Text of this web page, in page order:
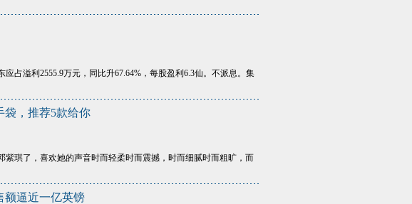
占溢利2555.9万元，同比升67.64%，每股盈利6.3仙。不派息。集
袋，推荐5款给你
琪了，喜欢她的声音时而轻柔时而震撼，时而细腻时而粗旷，而
额逼近一亿英镑